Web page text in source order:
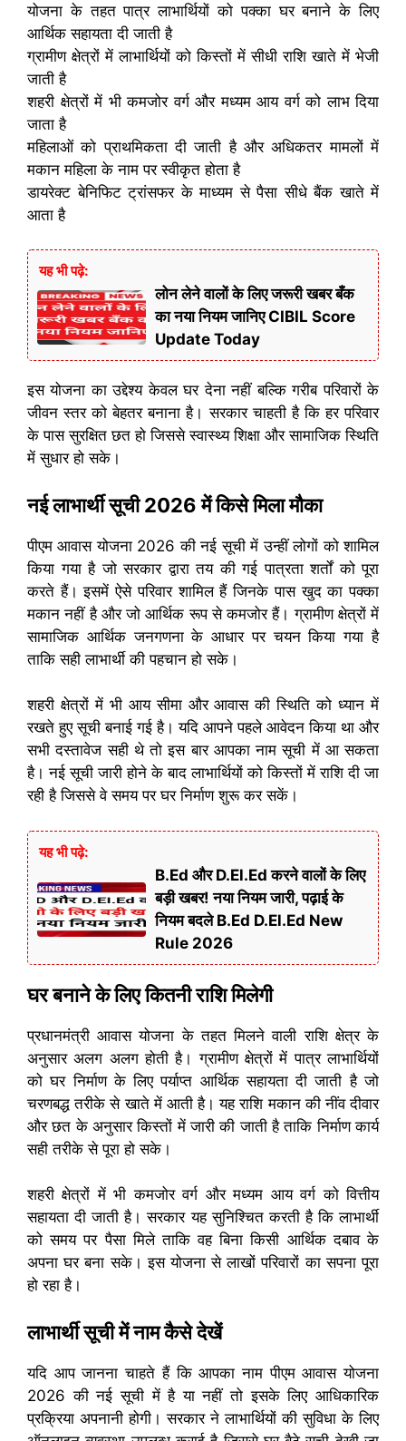
योजना के तहत पात्र लाभार्थियों को पक्का घर बनाने के लिए
आर्थिक सहायता दी जाती है
ग्रामीण क्षेत्रों में लाभार्थियों को किस्तों में सीधी राशि खाते में भेजी
जाती है
शहरी क्षेत्रों में भी कमजोर वर्ग और मध्यम आय वर्ग को लाभ दिया
जाता है
महिलाओं को प्राथमिकता दी जाती है और अधिकतर मामलों में
मकान महिला के नाम पर स्वीकृत होता है
डायरेक्ट बेनिफिट ट्रांसफर के माध्यम से पैसा सीधे बैंक खाते में
आता है
यह भी पढ़े:
लोन लेने वालों के लिए जरूरी खबर बँक
का नया नियम जानिए CIBIL Score
Update Today
इस योजना का उद्देश्य केवल घर देना नहीं बल्कि गरीब परिवारों के
जीवन स्तर को बेहतर बनाना है। सरकार चाहती है कि हर परिवार
के पास सुरक्षित छत हो जिससे स्वास्थ्य शिक्षा और सामाजिक स्थिति
में सुधार हो सके।
नई लाभार्थी सूची 2026 में किसे मिला मौका
पीएम आवास योजना 2026 की नई सूची में उन्हीं लोगों को शामिल
किया गया है जो सरकार द्वारा तय की गई पात्रता शर्तों को पूरा
करते हैं। इसमें ऐसे परिवार शामिल हैं जिनके पास खुद का पक्का
मकान नहीं है और जो आर्थिक रूप से कमजोर हैं। ग्रामीण क्षेत्रों में
सामाजिक आर्थिक जनगणना के आधार पर चयन किया गया है
ताकि सही लाभार्थी की पहचान हो सके।
शहरी क्षेत्रों में भी आय सीमा और आवास की स्थिति को ध्यान में
रखते हुए सूची बनाई गई है। यदि आपने पहले आवेदन किया था और
सभी दस्तावेज सही थे तो इस बार आपका नाम सूची में आ सकता
है। नई सूची जारी होने के बाद लाभार्थियों को किस्तों में राशि दी जा
रही है जिससे वे समय पर घर निर्माण शुरू कर सकें।
यह भी पढ़े:
B.Ed और D.El.Ed करने वालों के लिए
बड़ी खबर! नया नियम जारी, पढ़ाई के
नियम बदले B.Ed D.El.Ed New
Rule 2026
घर बनाने के लिए कितनी राशि मिलेगी
प्रधानमंत्री आवास योजना के तहत मिलने वाली राशि क्षेत्र के
अनुसार अलग अलग होती है। ग्रामीण क्षेत्रों में पात्र लाभार्थियों
को घर निर्माण के लिए पर्याप्त आर्थिक सहायता दी जाती है जो
चरणबद्ध तरीके से खाते में आती है। यह राशि मकान की नींव दीवार
और छत के अनुसार किस्तों में जारी की जाती है ताकि निर्माण कार्य
सही तरीके से पूरा हो सके।
शहरी क्षेत्रों में भी कमजोर वर्ग और मध्यम आय वर्ग को वित्तीय
सहायता दी जाती है। सरकार यह सुनिश्चित करती है कि लाभार्थी
को समय पर पैसा मिले ताकि वह बिना किसी आर्थिक दबाव के
अपना घर बना सके। इस योजना से लाखों परिवारों का सपना पूरा
हो रहा है।
लाभार्थी सूची में नाम कैसे देखें
यदि आप जानना चाहते हैं कि आपका नाम पीएम आवास योजना
2026 की नई सूची में है या नहीं तो इसके लिए आधिकारिक
प्रक्रिया अपनानी होगी। सरकार ने लाभार्थियों की सुविधा के लिए